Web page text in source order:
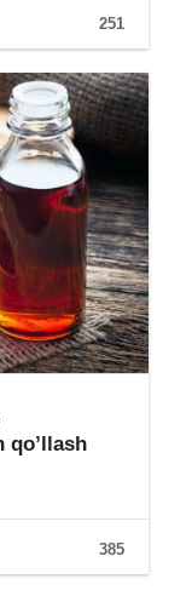
251
qo’llash
385